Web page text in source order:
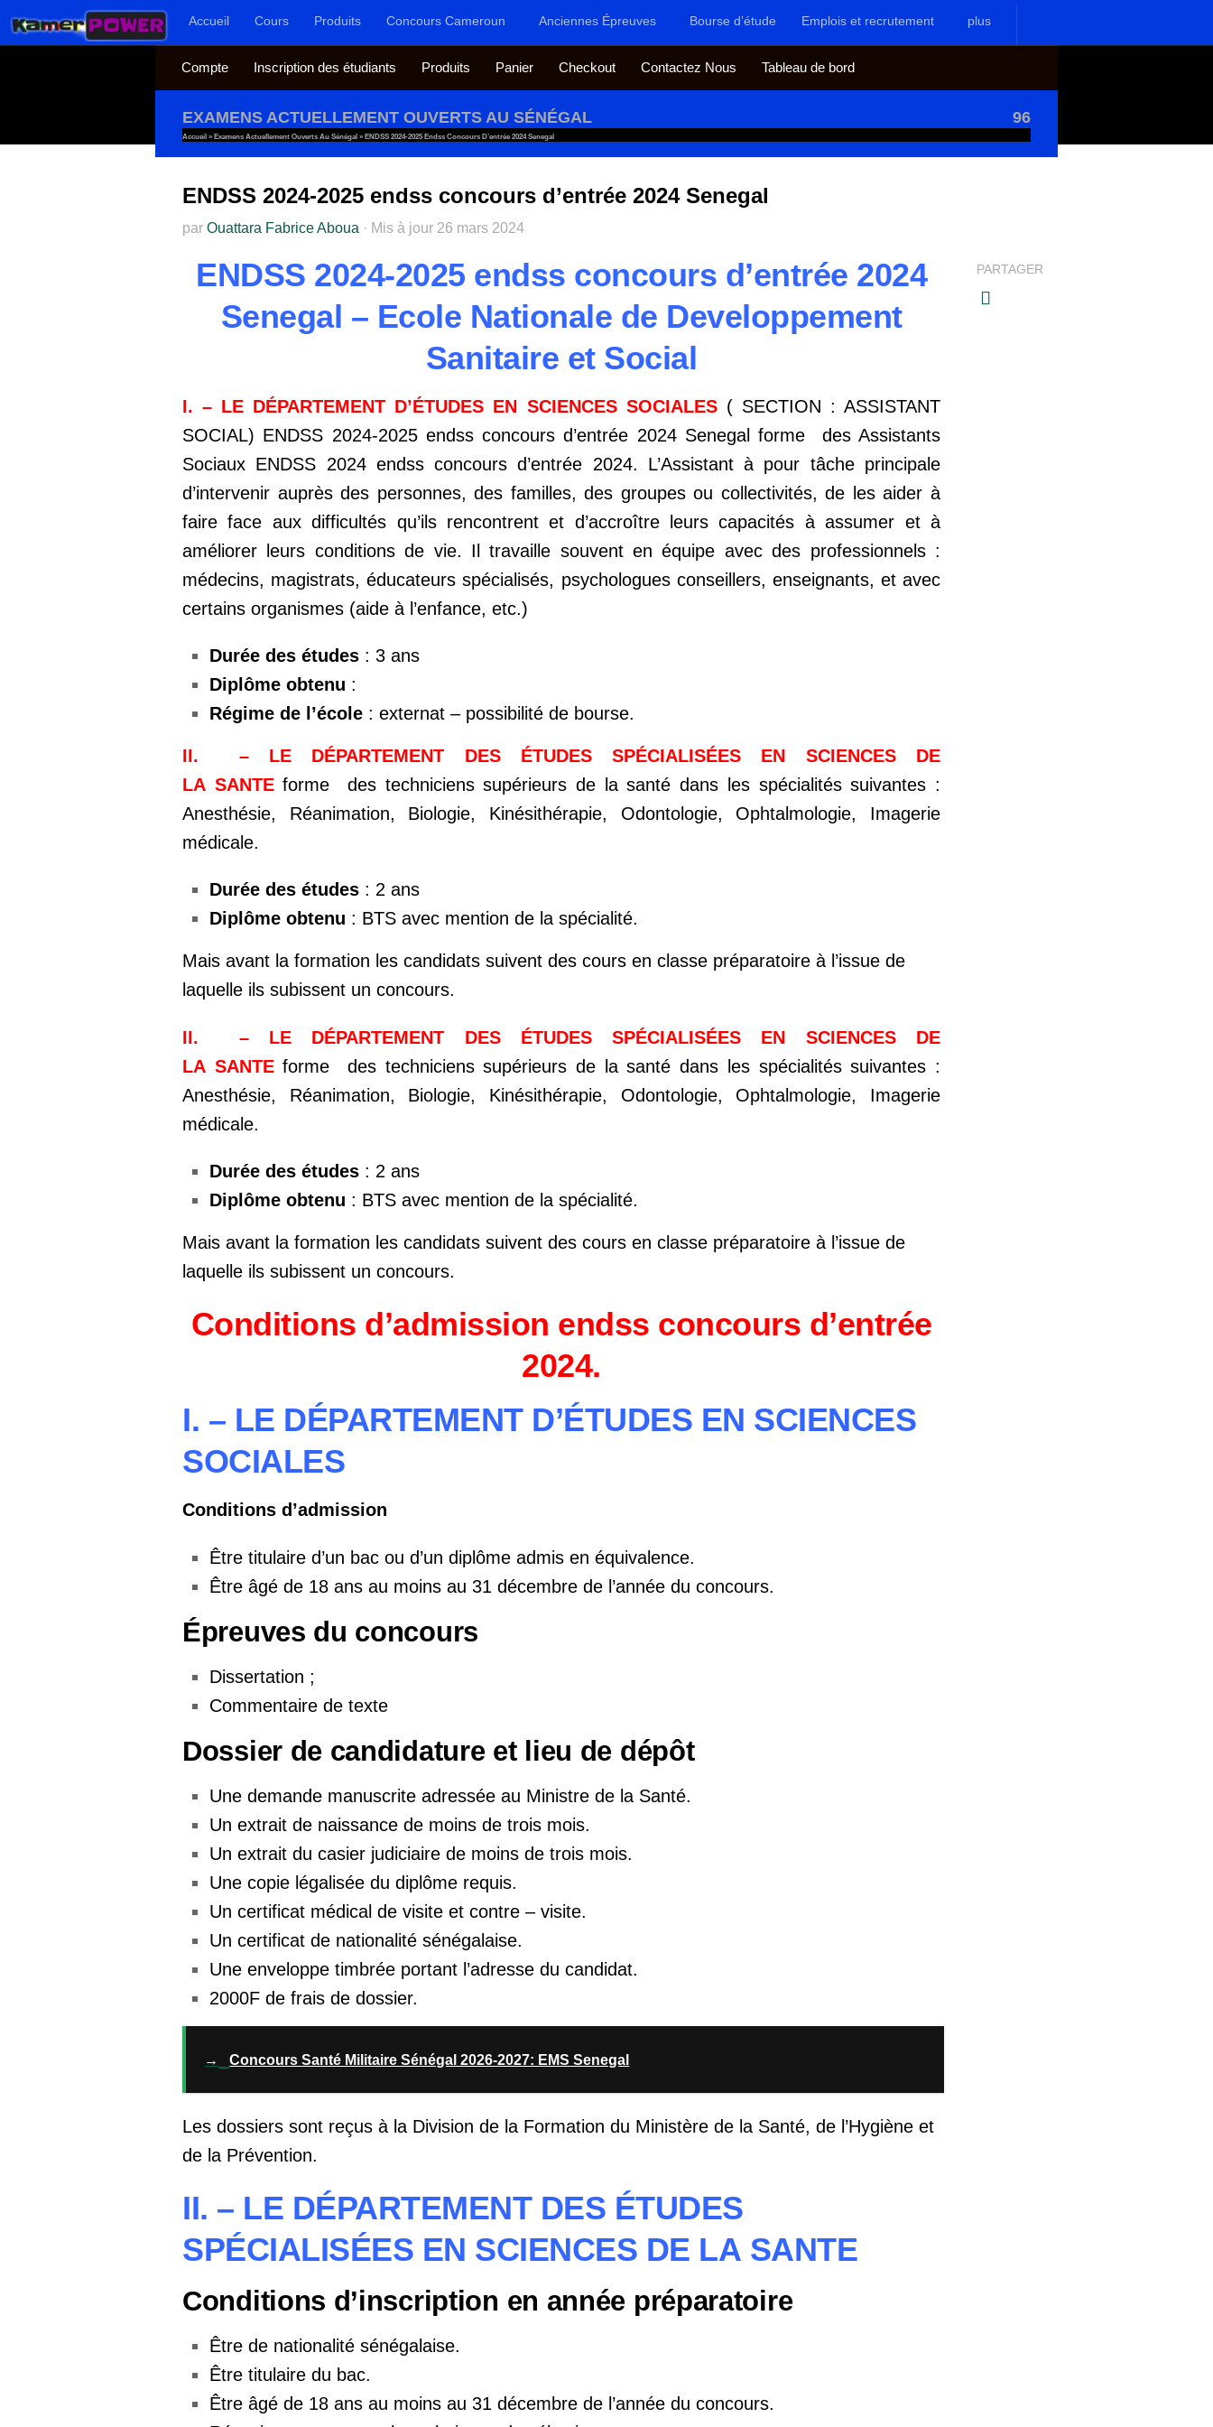
Au dessous du contenuAccueil Cours Produits Concours Cameroun Anciennes Épreuves Bourse d’étude Emplois et recrutement plus
Compte Inscription des étudiants Produits Panier Checkout Contactez Nous Tableau de bord
EXAMENS ACTUELLEMENT OUVERTS AU SÉNÉGAL 96
Accueil » Examens Actuellement Ouverts Au Sénégal » ENDSS 2024-2025 Endss Concours D’entrée 2024 Senegal
ENDSS 2024-2025 endss concours d’entrée 2024 Senegal
par Ouattara Fabrice Aboua · Mis à jour 26 mars 2024
ENDSS 2024-2025 endss concours d’entrée 2024
Senegal – Ecole Nationale de Developpement
Sanitaire et Social
I. – LE DÉPARTEMENT D’ÉTUDES EN SCIENCES SOCIALES( SECTION : ASSISTANT
SOCIAL) ENDSS 2024-2025 endss concours d’entrée 2024 Senegal forme des Assistants
Sociaux ENDSS 2024 endss concours d’entrée 2024. L’Assistant à pour tâche principale
d’intervenir auprès des personnes, des familles, des groupes ou collectivités, de les aider à
faire face aux difficultés qu’ils rencontrent et d’accroître leurs capacités à assumer et à
améliorer leurs conditions de vie. Il travaille souvent en équipe avec des professionnels :
médecins, magistrats, éducateurs spécialisés, psychologues conseillers, enseignants, et avec
certains organismes (aide à l’enfance, etc.)
Durée des études : 3 ans
Diplôme obtenu :
Régime de l’école : externat – possibilité de bourse.
II. – LE DÉPARTEMENT DES ÉTUDES SPÉCIALISÉES EN SCIENCES DE
LA SANTE forme des techniciens supérieurs de la santé dans les spécialités suivantes :
Anesthésie, Réanimation, Biologie, Kinésithérapie, Odontologie, Ophtalmologie, Imagerie
médicale.
Durée des études : 2 ans
Diplôme obtenu : BTS avec mention de la spécialité.
Mais avant la formation les candidats suivent des cours en classe préparatoire à l’issue de
laquelle ils subissent un concours.
II. – LE DÉPARTEMENT DES ÉTUDES SPÉCIALISÉES EN SCIENCES DE
LA SANTE forme des techniciens supérieurs de la santé dans les spécialités suivantes :
Anesthésie, Réanimation, Biologie, Kinésithérapie, Odontologie, Ophtalmologie, Imagerie
médicale.
Durée des études : 2 ans
Diplôme obtenu : BTS avec mention de la spécialité.
Mais avant la formation les candidats suivent des cours en classe préparatoire à l’issue de
laquelle ils subissent un concours.
Conditions d’admission endss concours d’entrée
2024.
I. – LE DÉPARTEMENT D’ÉTUDES EN SCIENCES
SOCIALES
Conditions d’admission
Être titulaire d’un bac ou d’un diplôme admis en équivalence.
Être âgé de 18 ans au moins au 31 décembre de l’année du concours.
Épreuves du concours
Dissertation ;
Commentaire de texte
Dossier de candidature et lieu de dépôt
Une demande manuscrite adressée au Ministre de la Santé.
Un extrait de naissance de moins de trois mois.
Un extrait du casier judiciaire de moins de trois mois.
Une copie légalisée du diplôme requis.
Un certificat médical de visite et contre – visite.
Un certificat de nationalité sénégalaise.
Une enveloppe timbrée portant l’adresse du candidat.
2000F de frais de dossier.
→ Concours Santé Militaire Sénégal 2026-2027: EMS Senegal
Les dossiers sont reçus à la Division de la Formation du Ministère de la Santé, de l’Hygiène et
de la Prévention.
II. – LE DÉPARTEMENT DES ÉTUDES
SPÉCIALISÉES EN SCIENCES DE LA SANTE
Conditions d’inscription en année préparatoire
Être de nationalité sénégalaise.
Être titulaire du bac.
Être âgé de 18 ans au moins au 31 décembre de l’année du concours.
PARTAGER